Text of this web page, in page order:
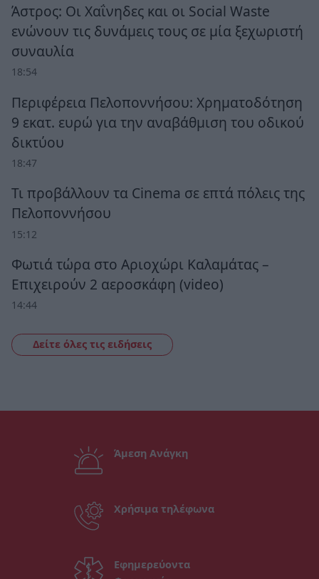
Άστρος: Οι Χαΐνηδες και οι Social Waste
ενώνουν τις δυνάμεις τους σε μία ξεχωριστή
συναυλία
18:54
Περιφέρεια Πελοποννήσου: Χρηματοδότηση
9 εκατ. ευρώ για την αναβάθμιση του οδικού
δικτύου
18:47
Τι προβάλλουν τα Cinema σε επτά πόλεις της
Πελοποννήσου
15:12
Φωτιά τώρα στο Αριοχώρι Καλαμάτας –
Επιχειρούν 2 αεροσκάφη (video)
14:44
Δείτε όλες τις ειδήσεις
Άμεση Ανάγκη
Χρήσιμα τηλέφωνα
Εφημερεύοντα